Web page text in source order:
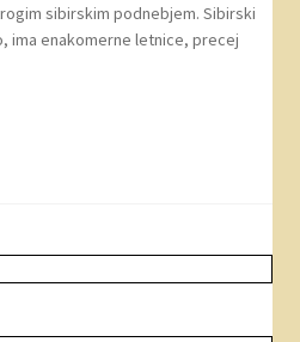
sibirskim podnebjem. Sibirski
ima enakomerne letnice, precej